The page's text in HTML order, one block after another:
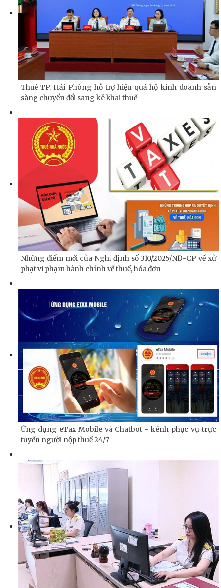
Thuế TP. Hải Phòng hỗ trợ hiệu quả hộ kinh doanh sẵn
sàng chuyển đổi sang kê khai thuế
Những điểm mới của Nghị định số 310/2025/NĐ-CP về xử
phạt vi phạm hành chính về thuế, hóa đơn
Ứng dụng eTax Mobile và Chatbot - kênh phục vụ trực
tuyến người nộp thuế 24/7